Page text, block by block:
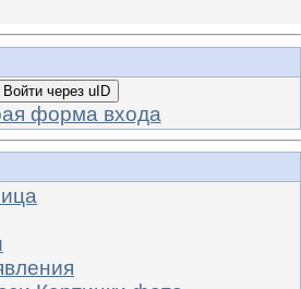
Войти через uID
форма входа